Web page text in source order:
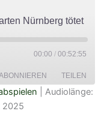
Nürnberg tötet
00:00 / 00:52:55
TEILEN
Podcasts
Audiolänge:
2025